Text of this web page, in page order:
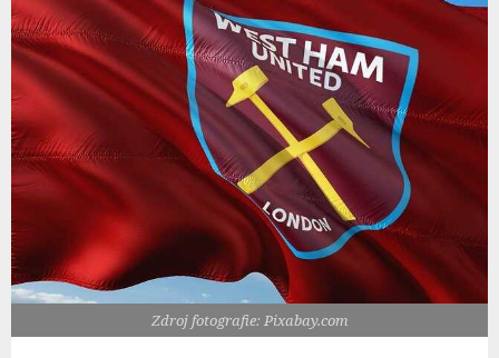
Zdroj fotografie: Pixabay.com